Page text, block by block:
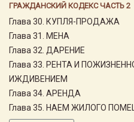
ГРАЖДАНСКИЙ КОДЕКС ЧАСТЬ 2
Глава 30. КУПЛЯ-ПРОДАЖА
Глава 31. МЕНА
Глава 32. ДАРЕНИЕ
Глава 33. РЕНТА И
ИЖДИВЕНИЕМ
Глава 34. АРЕНДА
Глава 35. НАЕМ ЖИЛОГО